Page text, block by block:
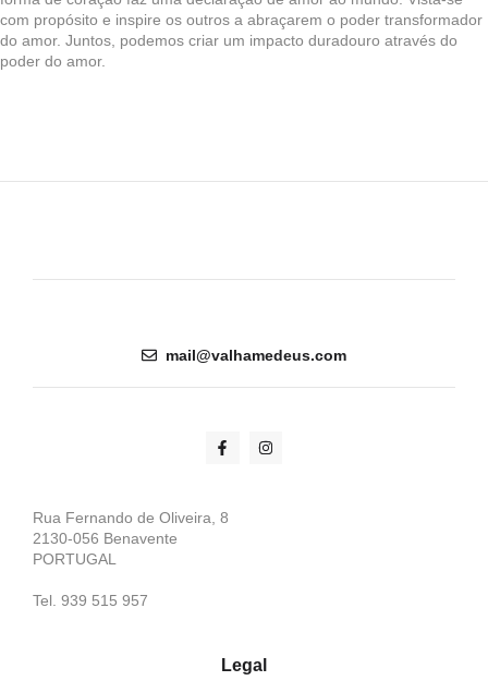
com propósito e inspire os outros a abraçarem o poder transformador
do amor. Juntos, podemos criar um impacto duradouro através do
poder do amor.
mail@valhamedeus.com
Rua Fernando de Oliveira, 8
2130-056 Benavente
PORTUGAL
Tel. 939 515 957
Legal